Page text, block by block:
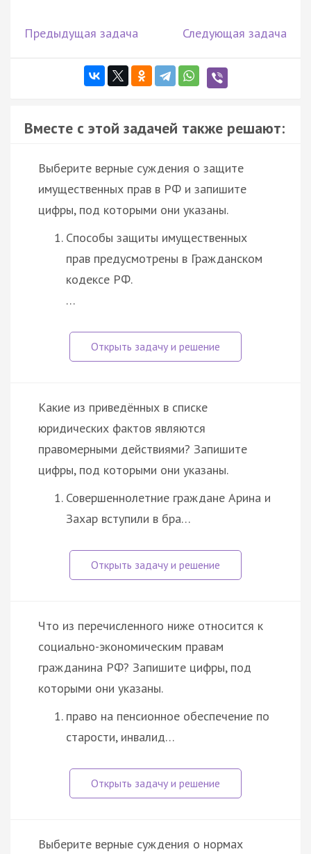
Предыдущая задача Следующая задача
Вместе с этой задачей также решают:
Выберите верные суждения о защите
имущественных прав в РФ и запишите
цифры, под которыми они указаны.
Способы защиты имущественных
прав предусмотрены в Гражданском
кодексе РФ.
…
Какие из приведённых в списке
юридических фактов являются
правомерными действиями? Запишите
цифры, под которыми они указаны.
Совершеннолетние граждане Арина и
Захар вступили в бра…
Что из перечисленного ниже относится к
социально-экономическим правам
гражданина РФ? Запишите цифры, под
которыми они указаны.
право на пенсионное обеспечение по
старости, инвалид…
Выберите верные суждения о нормах